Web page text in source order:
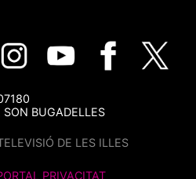
BUGADELLES
DE LES ILLES
PRIVACITAT